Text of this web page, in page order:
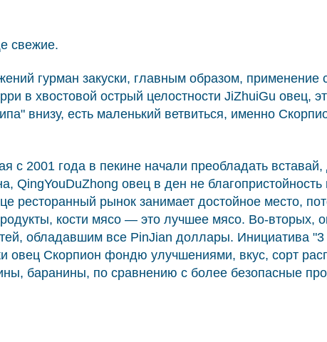
свежие.
гурман закуски, главным образом, применение
в хвостовой острый целостности JiZhuiGu овец,
внизу, есть маленький ветвиться, именно
с 2001 года в пекине начали преобладать
QingYouDuZhong овец в ден не
ресторанный рынок занимает достойное место,
кости мясо — это лучшее мясо. Во-
обладавшим все PinJian доллары. Инициатива "3
овец Скорпион фондю улучшениями, вкус, сорт
баранины, по сравнению с более безопасные